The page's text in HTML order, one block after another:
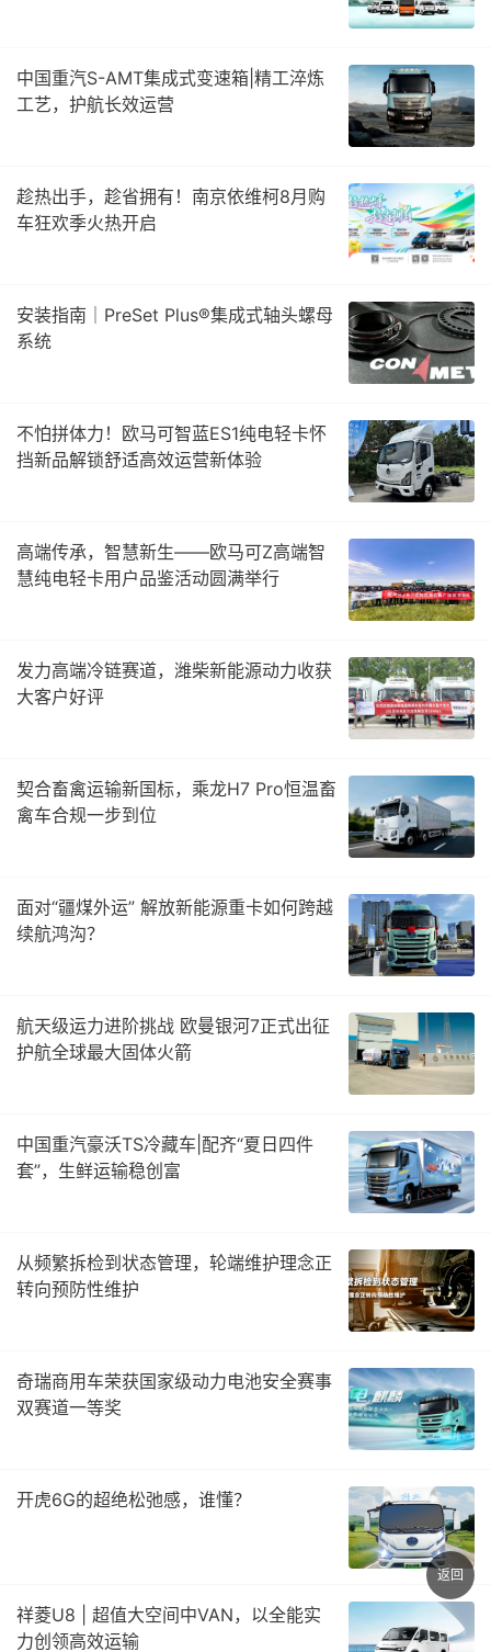
中国重汽S-AMT集成式变速箱|精工淬炼
工艺，护航长效运营
趁热出手，趁省拥有！南京依维柯8月购
车狂欢季火热开启
安装指南｜PreSet Plus®集成式轴头螺母
系统
不怕拼体力！欧马可智蓝ES1纯电轻卡怀
挡新品解锁舒适高效运营新体验
高端传承，智慧新生——欧马可Z高端智
慧纯电轻卡用户品鉴活动圆满举行
发力高端冷链赛道，潍柴新能源动力收获
大客户好评
契合畜禽运输新国标，乘龙H7 Pro恒温畜
禽车合规一步到位
面对“疆煤外运” 解放新能源重卡如何跨越
续航鸿沟？
航天级运力进阶挑战 欧曼银河7正式出征
护航全球最大固体火箭
中国重汽豪沃TS冷藏车|配齐“夏日四件
套”，生鲜运输稳创富
从频繁拆检到状态管理，轮端维护理念正
转向预防性维护
奇瑞商用车荣获国家级动力电池安全赛事
双赛道一等奖
开虎6G的超绝松弛感，谁懂？
祥菱U8 | 超值大空间中VAN，以全能实
力创领高效运输
返回